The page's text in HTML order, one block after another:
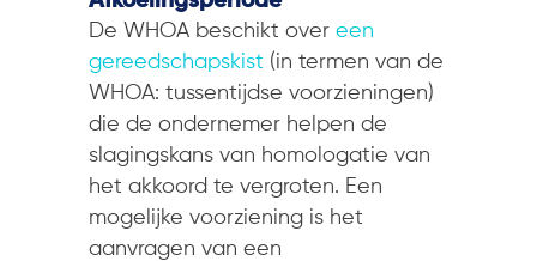
De WHOA beschikt over een
gereedschapskist (in termen van de
WHOA: tussentijdse voorzieningen)
die de ondernemer helpen de
slagingskans van homologatie van
het akkoord te vergroten. Een
mogelijke voorziening is het
aanvragen van een